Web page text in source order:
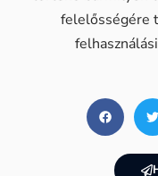
felelősségére